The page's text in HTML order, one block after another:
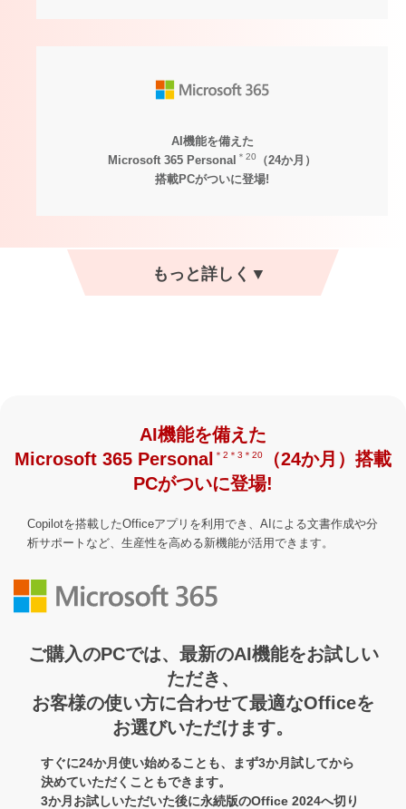
AI機能を備えた
Microsoft 365 Personal ＊20
（24か月）
搭載PCがついに登場!
AI機能を備えた
Microsoft 365 Personal
＊2＊3＊20
（24か月）搭載
PCがついに登場!
Copilotを搭載したOfficeアプリを利用でき、AIによる文書作成や分
析サポートなど、生産性を高める新機能が活用できます。
ご購入のPCでは、最新のAI機能をお試しい
ただき、
お客様の使い方に合わせて最適なOfficeを
お選びいただけます。
すぐに24か月使い始めることも、まず3か月試してから
決めていただくこともできます。
3か月お試しいただいた後に永続版のOffice 2024へ切り